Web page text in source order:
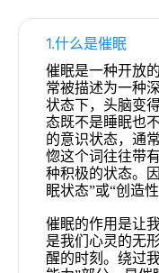
1.什么是催眠
催眠是一种开放
常被描述为一种
状态下，头脑变
态既不是睡眠也
的意识状态，通
惚这个词往往带
种积极的状态。
眠状态”或“创造
催眠的作用是让
是我们心灵的无
醒的时刻。绕过